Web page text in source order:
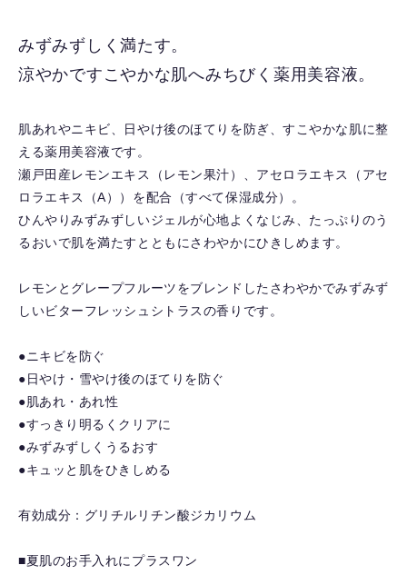
を
除
る
みずみずしく満たす。
涼やかですこやかな肌へみちびく薬用美容液。
肌あれやニキビ、日やけ後のほてりを防ぎ、すこやかな肌に整
える薬用美容液です。
瀬戸田産レモンエキス（レモン果汁）、アセロラエキス（アセ
ロラエキス（A））を配合（すべて保湿成分）。
ひんやりみずみずしいジェルが心地よくなじみ、たっぷりのう
るおいで肌を満たすとともにさわやかにひきしめます。
レモンとグレープフルーツをブレンドしたさわやかでみずみず
しいビターフレッシュシトラスの香りです。
●ニキビを防ぐ
●日やけ・雪やけ後のほてりを防ぐ
●肌あれ・あれ性
●すっきり明るくクリアに
●みずみずしくうるおす
●キュッと肌をひきしめる
有効成分：グリチルリチン酸ジカリウム
■夏肌のお手入れにプラスワン